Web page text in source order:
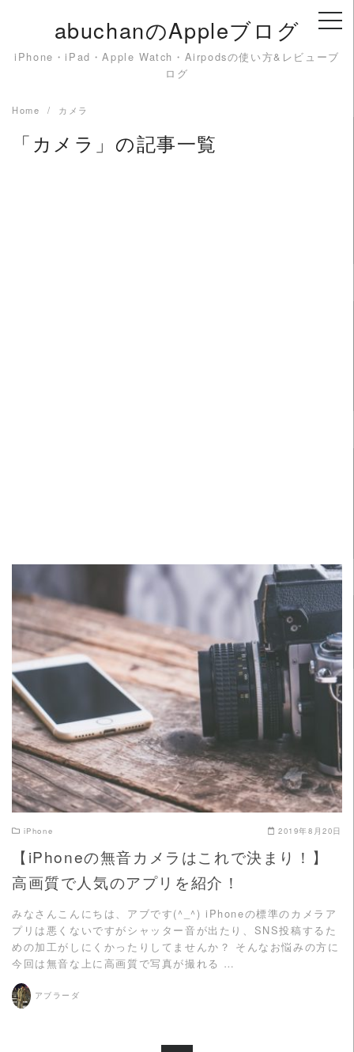
content
abuchanのAppleブログ
iPhone・iPad・Apple Watch・Airpodsの使い方&レビューブ
ログ
Home カメラ
「カメラ」の記事一覧
READ MORE
iPhone 2019年8月20日
【iPhoneの無音カメラはこれで決まり！】
高画質で人気のアプリを紹介！
みなさんこんにちは、アブです(^_^) iPhoneの標準のカメラア
プリは悪くないですがシャッター音が出たり、SNS投稿するた
めの加工がしにくかったりしてませんか？ そんなお悩みの方に
今回は無音な上に高画質で写真が撮れる …
アブラーダ